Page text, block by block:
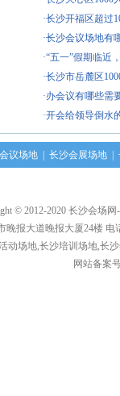
·长沙开福区超过
·长沙会议场地有
·“五一”假期临近
·长沙市岳麓区
·办会议有哪些需
·开会给领导倒水
议场地 长沙会展场地
© 2012-2020 长沙会场
报大道晚报大厦24楼 电
动场地,长沙培训场地,长
网站备案